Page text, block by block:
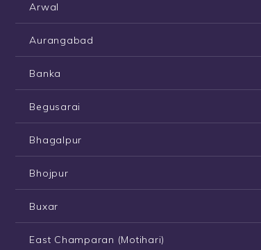
Arwal
Aurangabad
Banka
Begusarai
Bhagalpur
Bhojpur
Buxar
East Champaran (Motihari)